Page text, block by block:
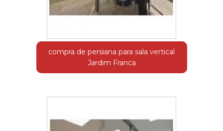
compra de persiana para sala vertical
Jardim Franca